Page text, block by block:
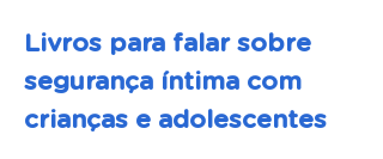
Livros para falar sobre
segurança íntima com
crianças e adolescentes